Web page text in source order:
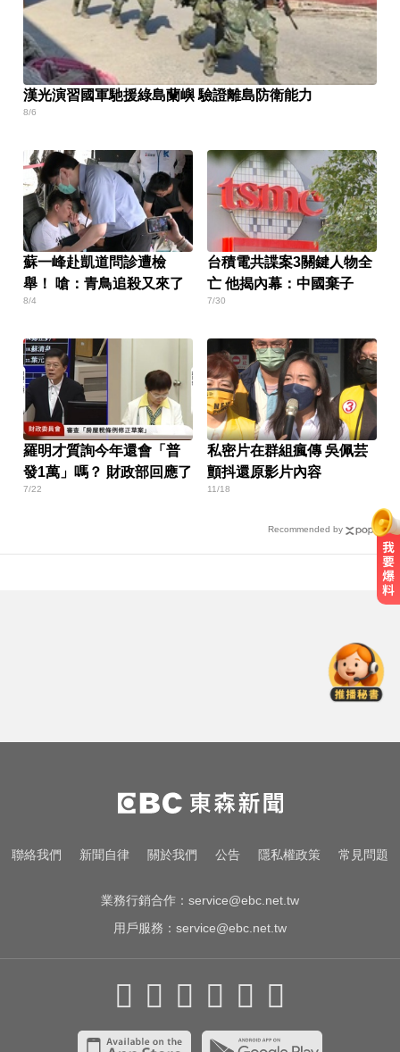
漢光演習國軍馳援綠島蘭嶼 驗證離島防衛能力
8/6
蘇一峰赴凱道問診遭檢
舉！ 嗆：青鳥追殺又來了
8/4
台積電共諜案3關鍵人物全
亡 他揭內幕：中國棄子
7/30
羅明才質詢今年還會「普
發1萬」嗎？ 財政部回應了
7/22
私密片在群組瘋傳 吳佩芸
顫抖還原影片內容
11/18
Recommended by
「玉山人壽」
台中恐怖車禍！婦人遭大貨車猛撞
下半身重創身亡
愛玩車／帕加尼螺絲超貴 可買保時
聯絡我們 新聞自律 關於我們 公告 隱私權政策 常見問題
業務行銷合作： service@ebc.net.tw
用戶服務： service@ebc.net.tw